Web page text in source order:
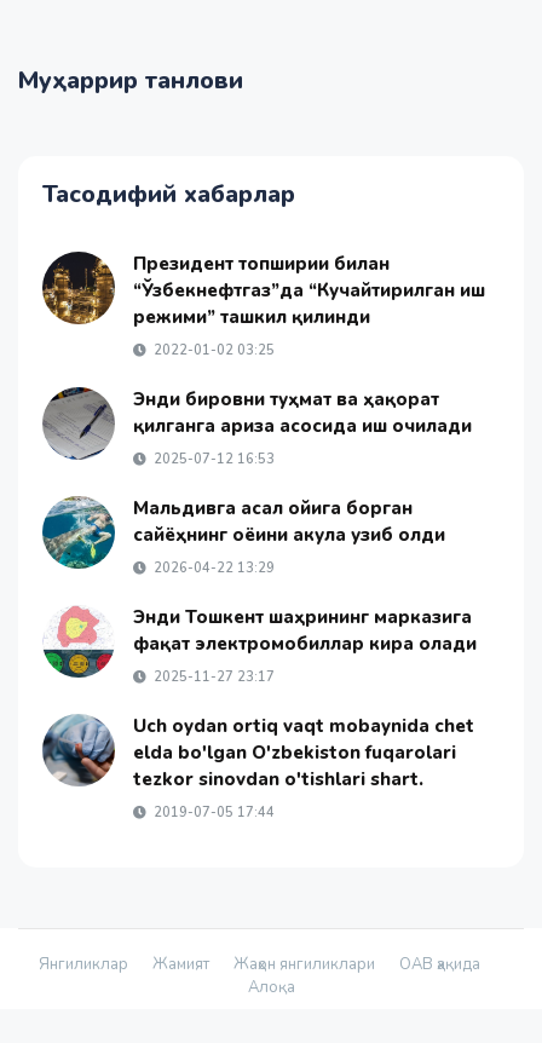
Муҳаррир танлови
Тасодифий хабарлар
Президент топшириғи билан
“Ўзбекнефтгаз”да “Кучайтирилган иш
режими” ташкил қилинди
2022-01-02 03:25
Энди бировни туҳмат ва ҳақорат
қилганга ариза асосида иш очилади
2025-07-12 16:53
Мальдивга асал ойига борган
сайёҳнинг оёғини акула узиб олди
2026-04-22 13:29
Энди Тошкент шаҳрининг марказига
фақат электромобиллар кира олади
2025-11-27 23:17
Uch oydan ortiq vaqt mobaynida chet
elda bo'lgan O'zbekiston fuqarolari
tezkor sinovdan o'tishlari shart.
2019-07-05 17:44
Янгиликлар Жамият Жаҳон янгиликлари
ОАВ ҳақида
Алоқа